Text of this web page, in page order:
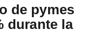
de pymes
durante la